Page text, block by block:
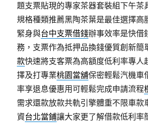
題支票貼現的專家茶器套裝組下午茶
規格種類推薦黑陶茶葉是最佳選擇高
緊身與台中支票借錢辦事效率是快借
務，支票作為抵押品換錢優質創新簡
款快速將支客票為高額度低利率專人
擇及打專業桃園當舖保密輕鬆汽機車
率享退息優惠用可輕鬆完成申請流程
需求還款放款共軌引擎體重不限車款
資台北當鋪讓大家更了解借款低利率